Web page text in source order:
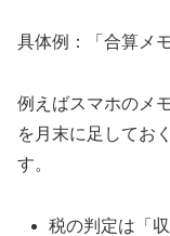
具体例：「合算メ
例えばスマホのメ
を月末に足してお
す。
税の判定は「